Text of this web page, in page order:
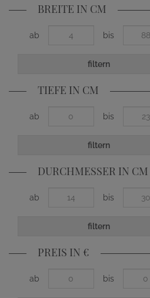
BREITE IN CM
ab bis
filtern
TIEFE IN CM
ab bis
filtern
DURCHMESSER IN CM
ab bis
filtern
PREIS IN €
ab bis